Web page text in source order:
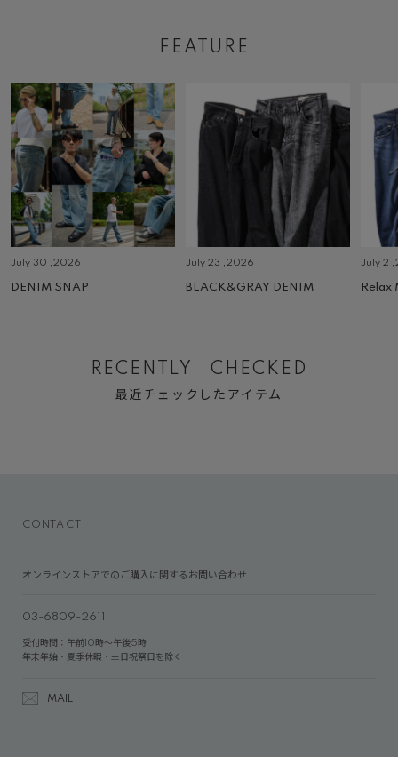
FEATURE
July 30 ,2026
DENIM SNAP
July 23 ,2026
BLACK&GRAY DENIM
July 2
Relax
RECENTLY CHECKED
最近チェックしたアイテム
CONTACT
オンラインストアでのご購入に関するお問い合わせ
03-6809-2611
受付時間：午前10時～午後5時
年末年始・夏季休暇・土日祝祭日を除く
MAIL